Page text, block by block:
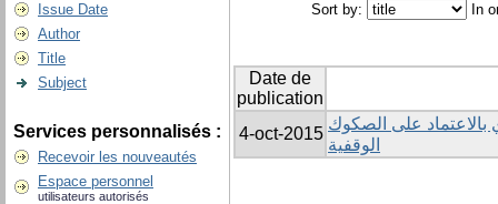
Issue Date
Author
Title
Subject
Services personnalisés :
Recevoir les nouveautés
Espace personnel
utilisateurs autorisés
Sort by: In
Date de
publication
4-oct-2015
على الصكوك
الوقفية